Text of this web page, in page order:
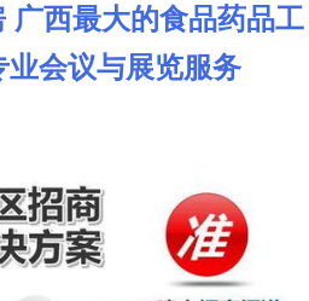
广西最大的食品药品工
业会议与展览服务